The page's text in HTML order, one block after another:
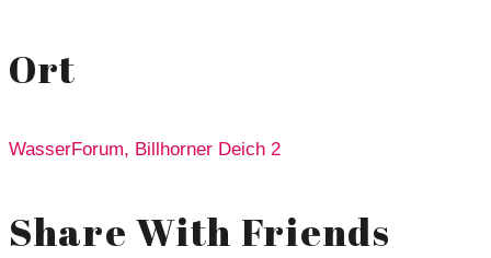
Ort
WasserForum, Billhorner Deich 2
Share With Friends